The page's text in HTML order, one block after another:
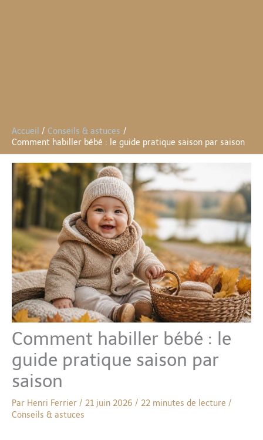
Accueil
Conseils & astuces
Comment habiller bébé : le guide pratique saison par saison
Comment habiller bébé : le
guide pratique saison par
saison
Par Henri Ferrier / 21 juin 2026 / 22 minutes de lecture /
Conseils & astuces